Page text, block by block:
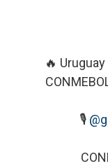
🔥
🎙